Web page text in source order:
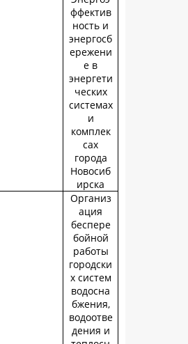
ффектив
ность и
энергосб
ережени
е в
энергети
ческих
системах
и
комплек
сах
города
Новосиб
ирска
Организ
ация
беспере
бойной
работы
городски
х систем
водосна
бжения,
водоотве
дения и